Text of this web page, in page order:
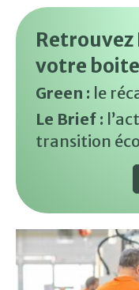
Retrouvez
votre boite
Green : le
Le Brief :
transition